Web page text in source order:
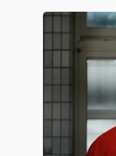
中信慈善基金
故宮《龍藏經
台東農業處長
父親節泡湯了